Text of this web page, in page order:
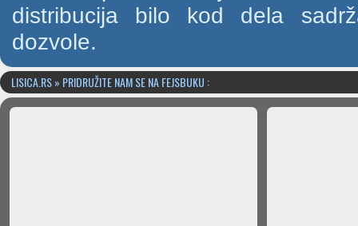
distribucija bilo kod dela
dozvole.
LISICA.RS » PRIDRUŽITE NAM SE NA FEJSBUKU :